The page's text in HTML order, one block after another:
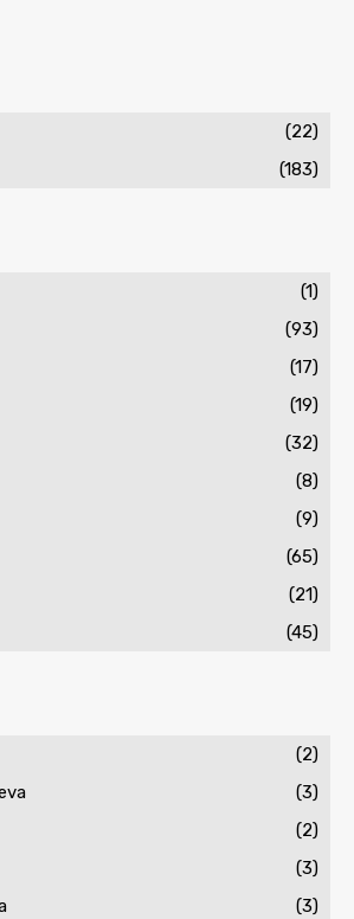
(22)
(183)
(1)
(93)
(17)
(19)
(32)
(8)
(9)
(65)
(21)
(45)
(2)
(3)
(2)
(3)
(3)